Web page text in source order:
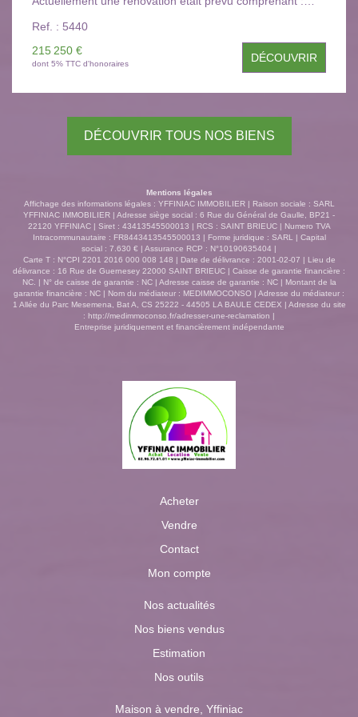
de (17m²), un T2 séjour, cuisine, salle d'eau et une
chambre. A l'étage deux lots de T2 séjour, cuisine, une
chambre et une salle d'eau (41m²) et (47m²). et dernier
étage un duplex ,séjour ouvert sur cuisine, une salle
d'eau et deux chambre et un bureau. A SAISIR ! Les
www.georisques.gouv.fr. Consultez tous nos biens
disponibles sur notre site : www.yffiniac-immobilier.com.
02.96.72.61.01
Ref. : 5440
215 250 €
dont 5% TTC d'honoraires DÉCOUVRIR
DÉCOUVRIR TOUS NOS BIENS
Mentions légales
Affichage des informations légales : YFFINIAC IMMOBILIER | Raison sociale : SARL
YFFINIAC IMMOBILIER | Adresse siège social : 6 Rue du Général de Gaulle, BP21 -
22120 YFFINIAC | Siret : 43413545500013 | RCS : SAINT BRIEUC | Numero TVA
Intracommunautaire : FR8443413545500013 | Forme juridique : SARL | Capital
social : 7.630 € | Assurance RCP : N°10190635404 |
Carte T : N°CPI 2201 2016 000 008 148 | Date de délivrance : 2001-02-07 | Lieu de
délivrance : 16 Rue de Guernesey 22000 SAINT BRIEUC | Caisse de garantie financière :
NC. | N° de caisse de garantie : NC | Adresse caisse de garantie : NC | Montant de la
garantie financière : NC | Nom du médiateur : MEDIMMOCONSO | Adresse du médiateur :
1 Allée du Parc Mesemena, Bat A, CS 25222 - 44505 LA BAULE CEDEX | Adresse du site
: http://medimmoconso.fr/adresser-une-reclamation |
Entreprise juridiquement et financièrement indépendante
Acheter
Vendre
Contact
Mon compte
Nos actualités
Nos biens vendus
Estimation
Nos outils
Maison à vendre, Yffiniac